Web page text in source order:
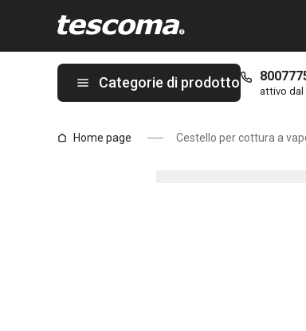
Categorie di prodotto
attivo dal
Home page Cestello per cottura a